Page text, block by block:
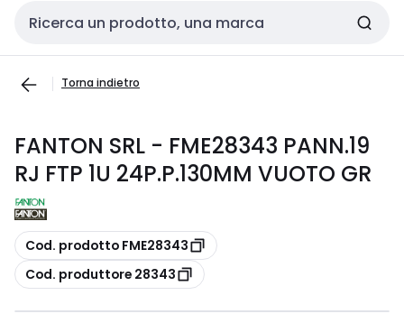
Cerca input
Torna indietro
FANTON SRL - FME28343 PANN.19
RJ FTP 1U 24P.P.130MM VUOTO GR
copia
Cod. prodotto FME28343
copia
Cod. produttore 28343